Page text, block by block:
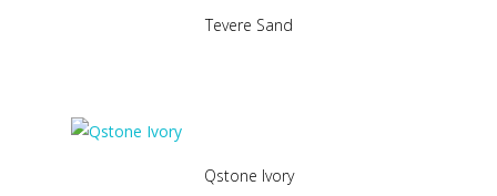
Tevere Sand
Qstone Ivory